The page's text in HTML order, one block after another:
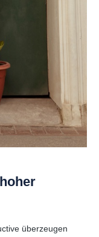
überzeugen